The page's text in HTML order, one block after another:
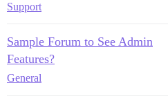
Support
Sample Forum to See Admin
Features?
General